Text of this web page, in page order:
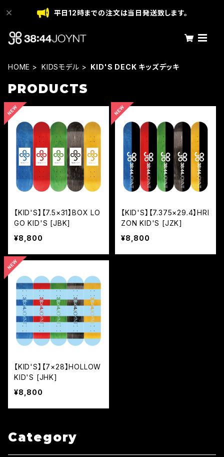
平日12時までの注文は当日発送致します。
HOME KIDSモデル KID'S DECK キッズデッキ
PRODUCTS
【KID'S】【7.5×31】BOX LO
GO KID'S [JBK]
¥8,800
【KID'S】【7.375×29.4】HRI
ZON KID'S [JZK]
¥8,800
【KID'S】【7×28】HOLLOW
KID'S [JHK]
¥8,800
Category